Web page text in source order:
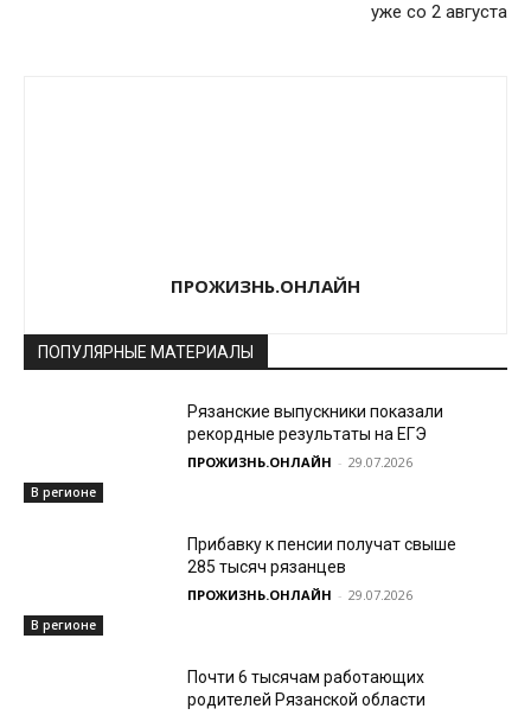
уже со 2 августа
ПРОЖИЗНЬ.ОНЛАЙН
ПОПУЛЯРНЫЕ МАТЕРИАЛЫ
В регионе
Рязанские выпускники показали
рекордные результаты на ЕГЭ
ПРОЖИЗНЬ.ОНЛАЙН - 29.07.2026
В регионе
Прибавку к пенсии получат свыше
285 тысяч рязанцев
ПРОЖИЗНЬ.ОНЛАЙН - 29.07.2026
Почти 6 тысячам работающих
родителей Рязанской области